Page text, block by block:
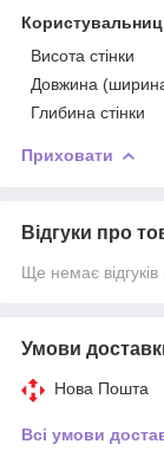
Висота стінки
Довжина
Глибина стінки
Приховати
Відгуки про
Ще немає
Умови
Нова Пошта
Всі умови